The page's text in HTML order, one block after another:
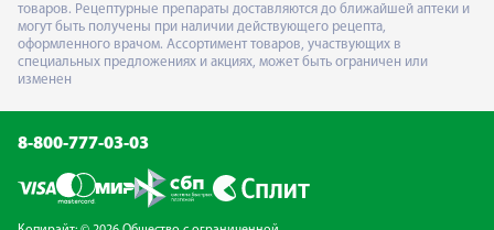
товаров. Рецептурные препараты доставляются до ближайшей аптеки и
могут быть получены при наличии действующего рецепта,
оформленного врачом. Ассортимент товаров, участвующих в
специальных предложениях и акциях, может быть ограничен или
изменен
8-800-777-03-03